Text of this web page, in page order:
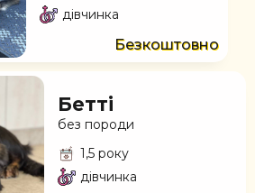
дівчинка
Безкоштовно
Бетті
без породи
1,5 року
дівчинка